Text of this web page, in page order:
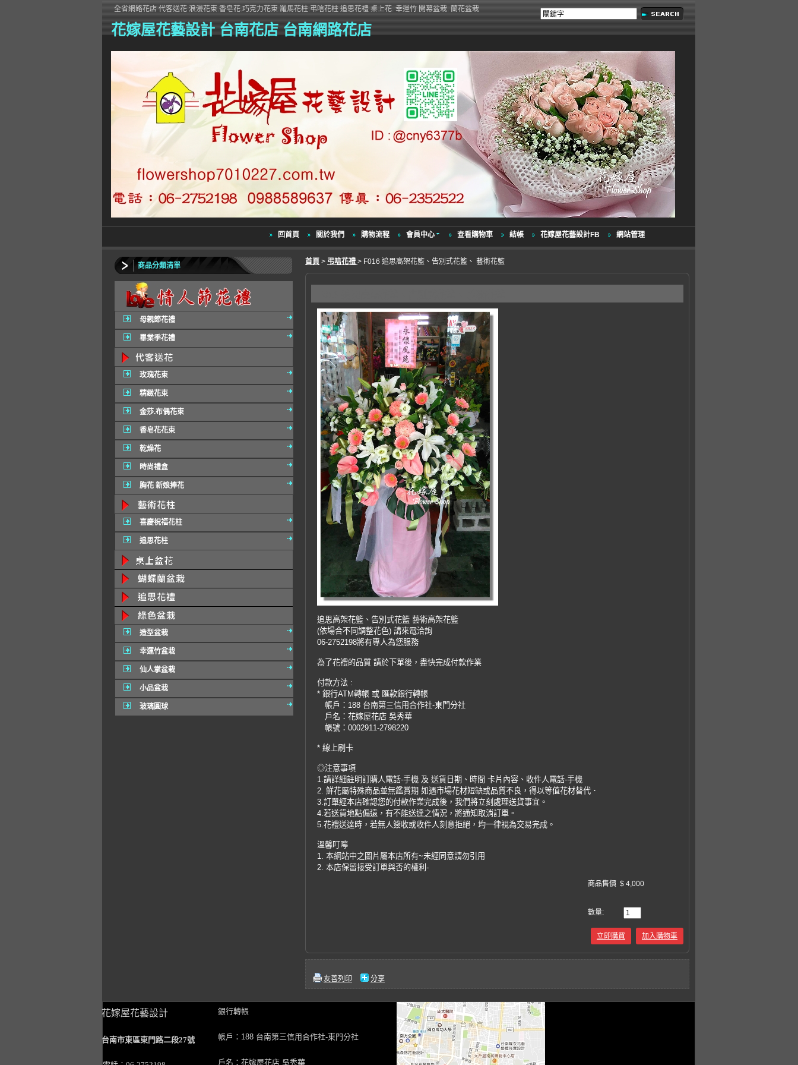
花嫁屋花藝設計 台南花店 台南網路花店
全省網路花店 代客送花 浪漫花束.香皂花.巧克力花束.羅馬花柱.弔唁花柱 追思花禮 桌上花. 幸運竹.開幕盆栽. 蘭花盆栽
回首頁 關於我們 購物流程 會員中心 查看購物車 結帳 花嫁屋花藝設計FB 網站管理
商品分類清單
母親節花禮
畢業季花禮
玫瑰花束
精緻花束
金莎.布偶花束
香皂花花束
乾燥花
時尚禮盒
胸花 新娘捧花
喜慶祝福花柱
追思花柱
造型盆栽
幸運竹盆栽
仙人掌盆栽
小品盆栽
玻璃圓球
首頁 > 弔唁花禮 > F016 追思高架花籃、告別式花籃、 藝術花籃
追思高架花籃、告別式花籃 藝術高架花籃
(依場合不同調整花色) 請來電洽詢
06-2752198將有專人為您服務
為了花禮的品質 請於下單後，盡快完成付款作業
付款方法 :
* 銀行ATM轉帳 或 匯款銀行轉帳
帳戶：188 台南第三信用合作社-東門分社
戶名：花嫁屋花店 吳秀華
帳號：0002911-2798220
* 線上刷卡
◎注意事項
1.請詳細註明訂購人電話-手機 及 送貨日期、時間 卡片內容、收件人電話-手機
2. 鮮花屬特殊商品並無鑑賞期 如遇市場花材短缺或品質不良，得以等值花材替代．
3.訂單經本店確認您的付款作業完成後，我們將立刻處理送貨事宜。
4.若送貨地點偏遠，有不能送達之情況，將通知取消訂單。
5.花禮送達時，若無人簽收或收件人刻意拒絕，均一律視為交易完成。
溫馨叮嚀
1. 本網站中之圖片屬本店所有~未經同意請勿引用
2. 本店保留接受訂單與否的權利-
商品售價 $ 4,000
數量:
立即購買 加入購物車
友善列印 分享
花嫁屋花藝設計
台南市東區東門路二段27號
銀行轉帳
帳戶：188 台南第三信用合作社-東門分社
戶名：花嫁屋花店 吳秀華